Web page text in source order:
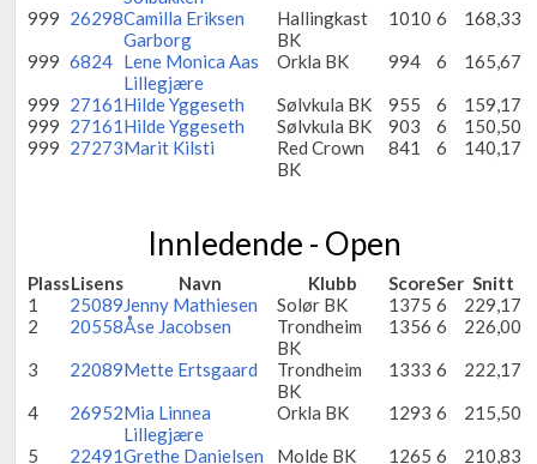
999 26298Camilla Eriksen
Garborg
Hallingkast
BK
1010 6
168,33
999 6824 Lene Monica Aas
Lillegjære
Orkla BK 994 6
165,67
999 27161Hilde Yggeseth Sølvkula BK 955 6
159,17
999 27161Hilde Yggeseth Sølvkula BK 903 6
150,50
999 27273Marit Kilsti
Red Crown
BK
841 6 140,17
Innledende - Open
PlassLisens Navn Klubb ScoreSer Snitt
1
25089Jenny Mathiesen Solør BK 1375 6
229,17
2
20558Åse Jacobsen
Trondheim
BK
1356 6
226,00
3
22089Mette Ertsgaard
Trondheim
BK
1333 6
222,17
4
26952Mia Linnea
Lillegjære
Orkla BK 1293 6
215,50
5
22491Grethe Danielsen Molde BK 1265 6 210,83